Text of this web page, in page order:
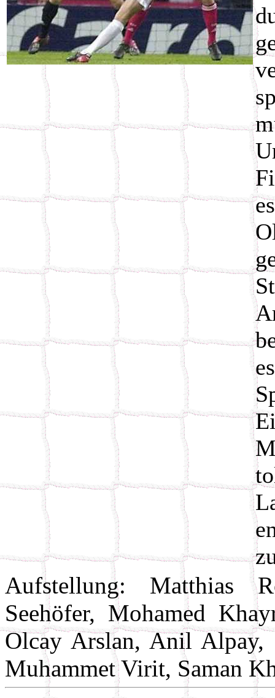
Aufstellung: Matthias
Seehöfer, Mohamed
Olcay Arslan, Anil Alpay,
Muhammet Virit, Saman